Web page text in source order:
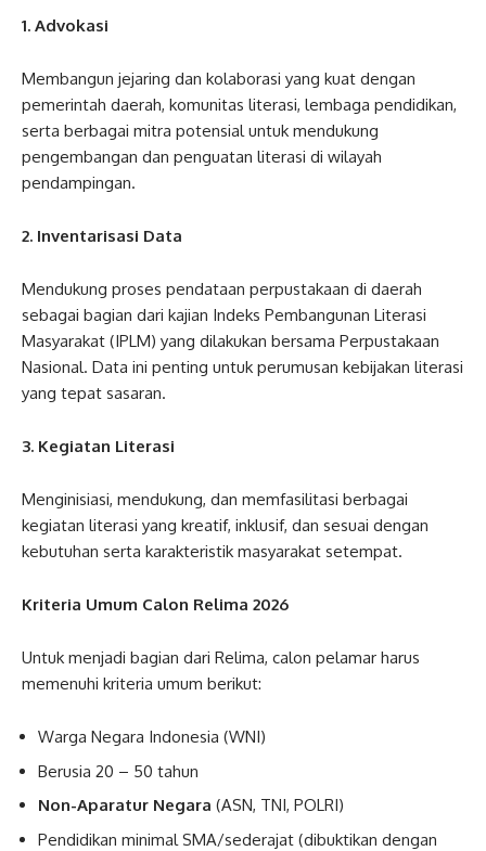
1. Advokasi
Membangun jejaring dan kolaborasi yang kuat dengan
pemerintah daerah, komunitas literasi, lembaga pendidikan,
serta berbagai mitra potensial untuk mendukung
pengembangan dan penguatan literasi di wilayah
pendampingan.
2. Inventarisasi Data
Mendukung proses pendataan perpustakaan di daerah
sebagai bagian dari kajian Indeks Pembangunan Literasi
Masyarakat (IPLM) yang dilakukan bersama Perpustakaan
Nasional. Data ini penting untuk perumusan kebijakan literasi
yang tepat sasaran.
3. Kegiatan Literasi
Menginisiasi, mendukung, dan memfasilitasi berbagai
kegiatan literasi yang kreatif, inklusif, dan sesuai dengan
kebutuhan serta karakteristik masyarakat setempat.
Kriteria Umum Calon Relima 2026
Untuk menjadi bagian dari Relima, calon pelamar harus
memenuhi kriteria umum berikut:
Warga Negara Indonesia (WNI)
Berusia 20 – 50 tahun
Non-Aparatur Negara (ASN, TNI, POLRI)
Pendidikan minimal SMA/sederajat (dibuktikan dengan